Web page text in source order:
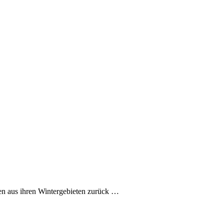
aus ihren Wintergebieten zurück …